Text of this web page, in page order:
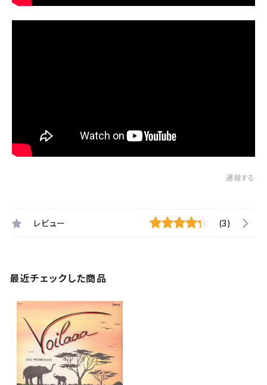
通報する
レビュー (3)
最近チェックした商品